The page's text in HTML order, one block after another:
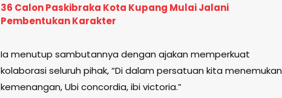
36 Calon Paskibraka Kota Kupang Mulai Jalani
Pembentukan Karakter
Ia menutup sambutannya dengan ajakan memperkuat
kolaborasi seluruh pihak, “Di dalam persatuan kita menemukan
kemenangan, Ubi concordia, ibi victoria.”